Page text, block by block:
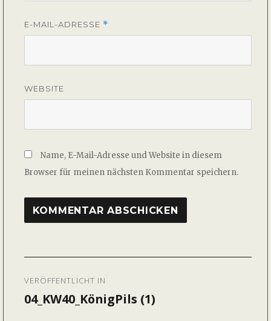
E-MAIL-ADRESSE *
WEBSITE
Name, E-Mail-Adresse und Website in diesem
Browser für meinen nächsten Kommentar speichern.
VERÖFFENTLICHT IN
04_KW40_KönigPils (1)